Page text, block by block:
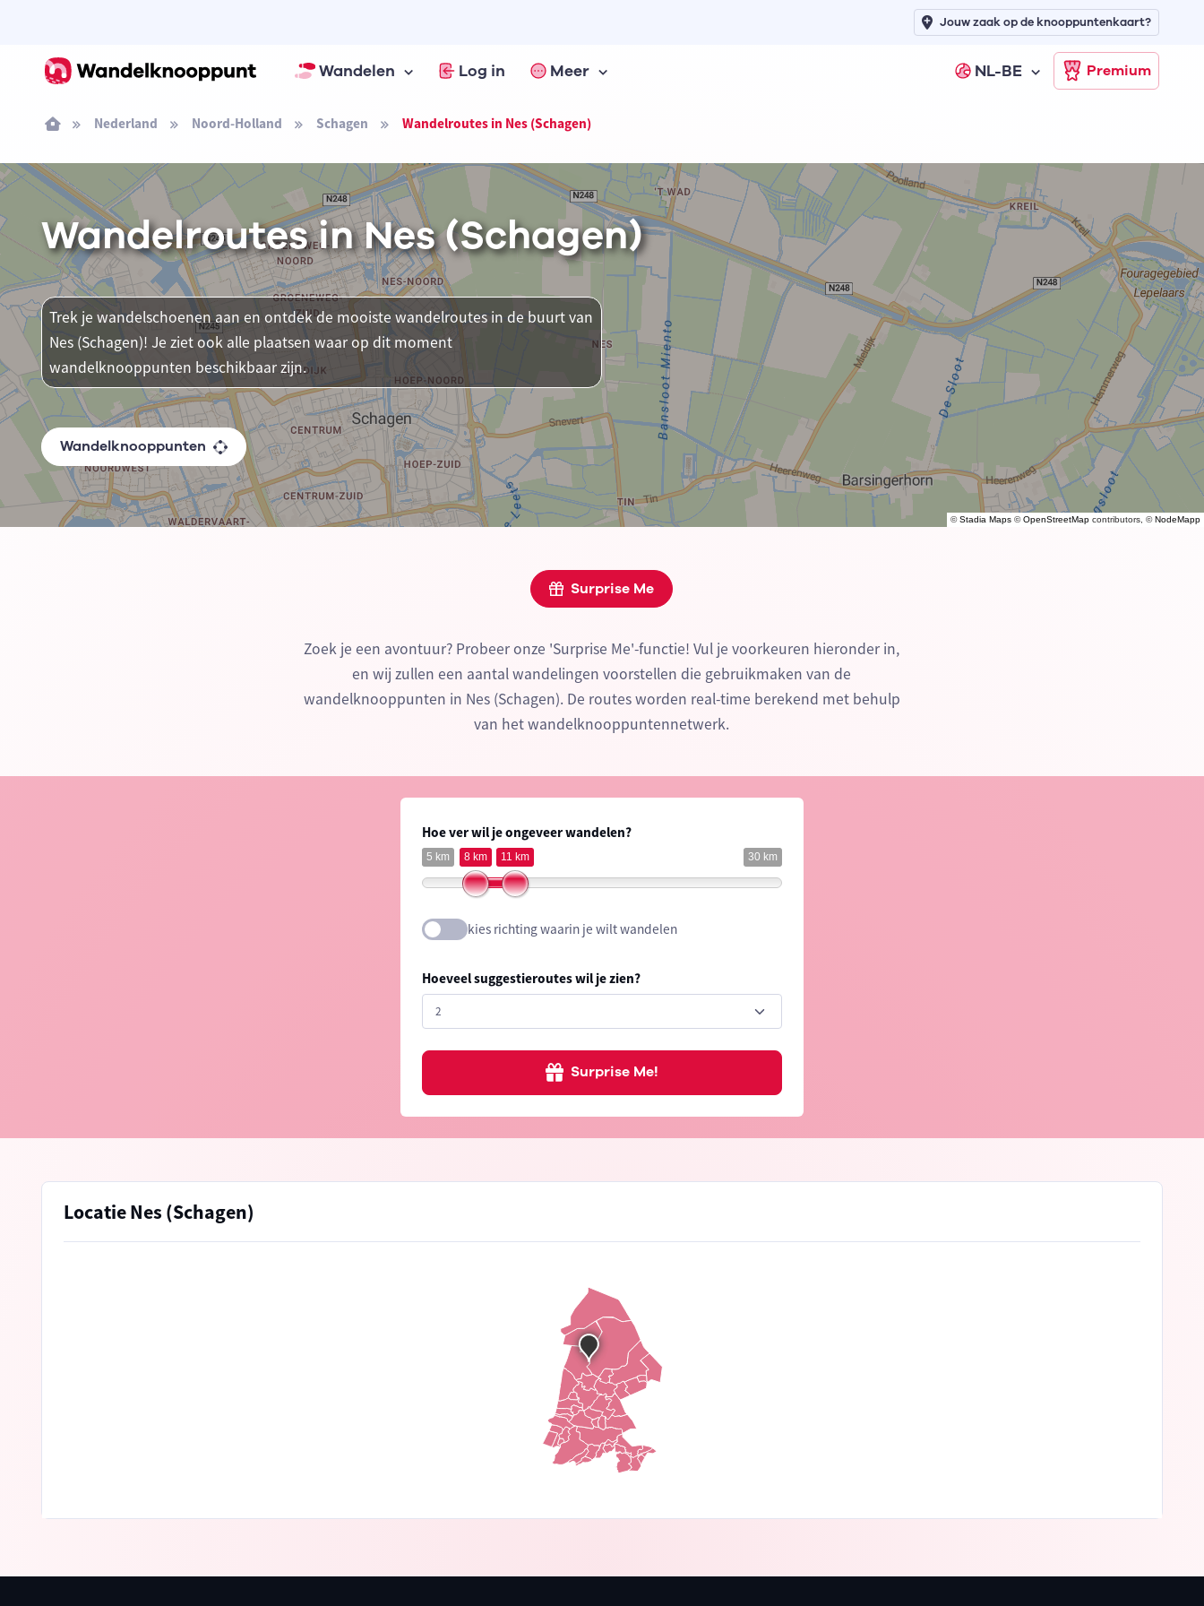
Wandelen Log in Meer NL-BE Premium
Jouw zaak op de knooppuntenkaart?
Nederland Noord-Holland Schagen Wandelroutes in Nes (Schagen)
©Stadia Maps ©OpenStreetMap contributors, ©NodeMapp
Wandelroutes in Nes (Schagen)
Trek je wandelschoenen aan en ontdek de mooiste wandelroutes in de buurt van
Nes (Schagen)! Je ziet ook alle plaatsen waar op dit moment
wandelknooppunten beschikbaar zijn.
Wandelknooppunten
Surprise Me
Zoek je een avontuur? Probeer onze 'Surprise Me'-functie! Vul je voorkeuren hieronder in,
en wij zullen een aantal wandelingen voorstellen die gebruikmaken van de
wandelknooppunten in Nes (Schagen). De routes worden real-time berekend met behulp
van het wandelknooppuntennetwerk.
Hoe ver wil je ongeveer wandelen?
5 km 30 km
8 km 11 km
kies richting waarin je wilt wandelen
Hoeveel suggestieroutes wil je zien?
Surprise Me!
Locatie Nes (Schagen)